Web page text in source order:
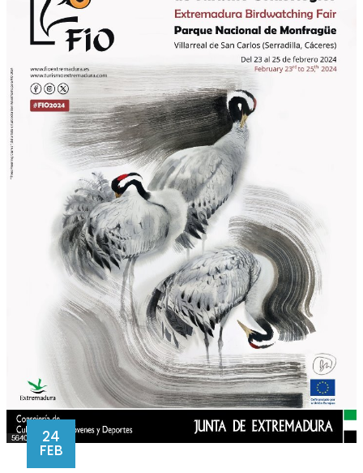
24
FEB